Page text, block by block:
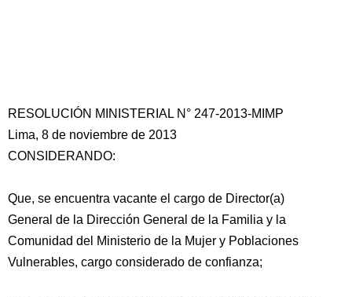
RESOLUCIÓN MINISTERIAL N° 247-2013-MIMP
Lima, 8 de noviembre de 2013
CONSIDERANDO:
Que, se encuentra vacante el cargo de Director(a)
General de la Dirección General de la Familia y la
Comunidad del Ministerio de la Mujer y Poblaciones
Vulnerables, cargo considerado de confianza;